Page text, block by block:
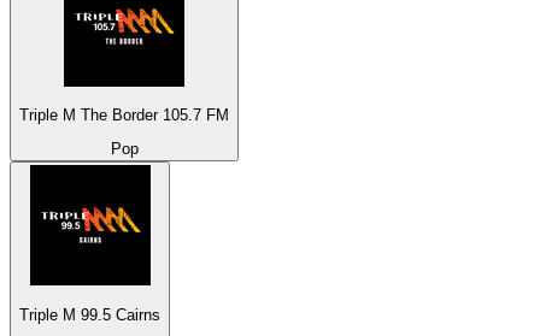
Triple M The Border 105.7 FM
Pop
Triple M 99.5 Cairns